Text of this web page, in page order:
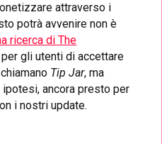
attraverso i
potrà avvenire non è
ricerca di The
gli utenti di accettare
Tip Jar, ma
ancora presto per
i nostri update.